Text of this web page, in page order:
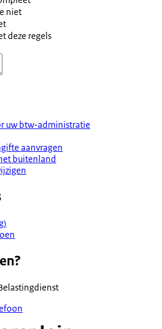
niet
deze regels
uw btw-administratie
aanvragen
buitenland